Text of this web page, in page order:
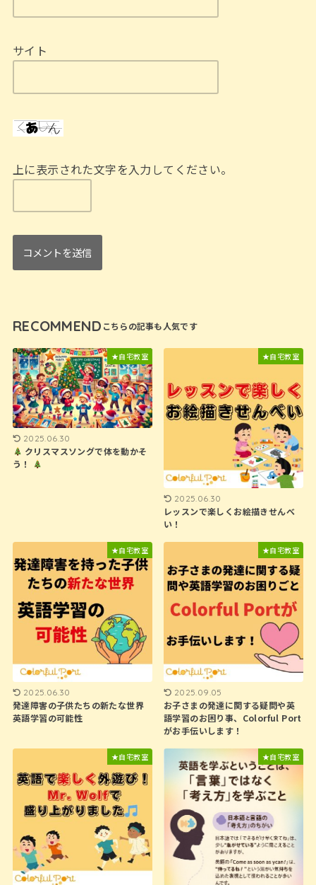
サイト
上に表示された文字を入力してください。
RECOMMEND
★自宅教室
2025.06.30
クリスマスソングで体を動かそ
う！
★自宅教室
2025.06.30
レッスンで楽しくお絵描きせんべ
い！
★自宅教室
2025.06.30
発達障害の子供たちの新たな世界
英語学習の可能性
★自宅教室
2025.09.05
お子さまの発達に関する疑問や英
語学習のお困り事、Colorful Port
がお手伝いします！
★自宅教室 ★自宅教室